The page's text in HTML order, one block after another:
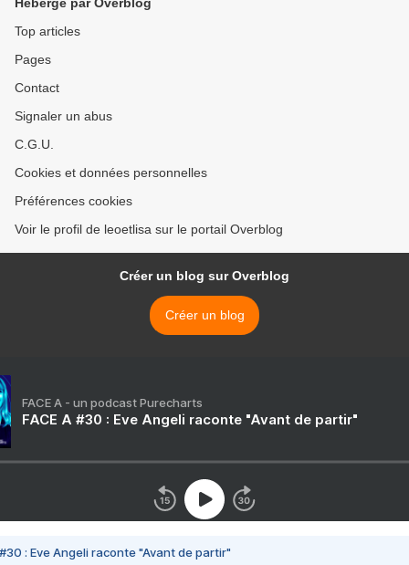
Top articles
Pages
Contact
Signaler un abus
C.G.U.
Cookies et données personnelles
Préférences cookies
Voir le profil de leoetlisa sur le portail Overblog
Créer un blog sur Overblog
Créer un blog
FACE A - un podcast Purecharts
FACE A #30 : Eve Angeli raconte "Avant de partir"
#30 : Eve Angeli raconte "Avant de partir"